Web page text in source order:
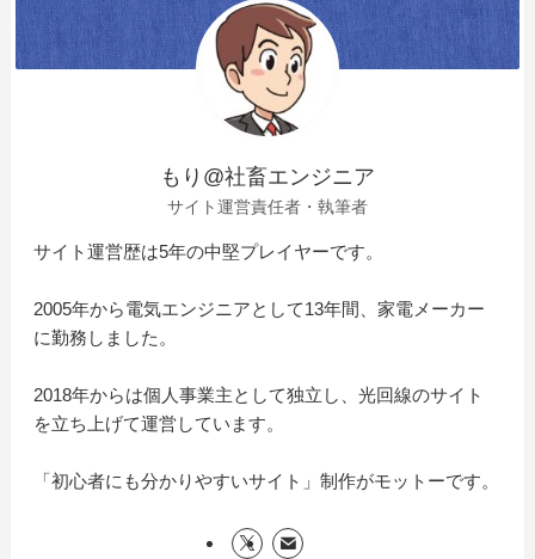
もり@社畜エンジニア
サイト運営責任者・執筆者
サイト運営歴は5年の中堅プレイヤーです。
2005年から電気エンジニアとして13年間、家電メーカー
に勤務しました。
2018年からは個人事業主として独立し、光回線のサイト
を立ち上げて運営しています。
「初心者にも分かりやすいサイト」制作がモットーです。